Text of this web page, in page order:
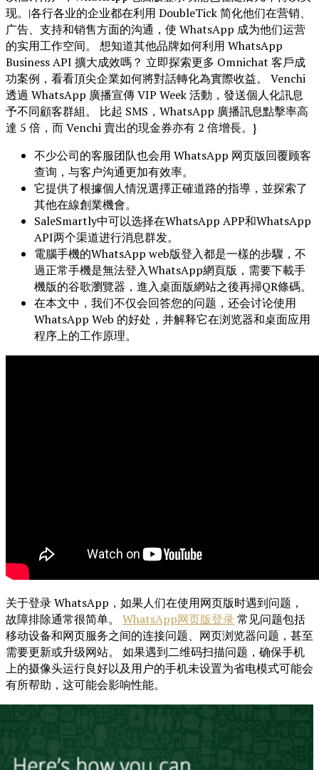
现。|各行各业的企业都在利用 DoubleTick 简化他们在营销、
广告、支持和销售方面的沟通，使 WhatsApp 成为他们运营
的实用工作空间。 想知道其他品牌如何利用 WhatsApp
Business API 擴大成效嗎？ 立即探索更多 Omnichat 客戶成
功案例，看看頂尖企業如何將對話轉化為實際收益。 Venchi
透過 WhatsApp 廣播宣傳 VIP Week 活動，發送個人化訊息
予不同顧客群組。 比起 SMS，WhatsApp 廣播訊息點擊率高
達 5 倍，而 Venchi 賣出的現金券亦有 2 倍增長。}
不少公司的客服团队也会用 WhatsApp 网页版回覆顾客
查询，与客户沟通更加有效率。
它提供了根據個人情況選擇正確道路的指導，並探索了
其他在線創業機會。
SaleSmartly中可以选择在WhatsApp APP和WhatsApp
API两个渠道进行消息群发。
電腦手機的WhatsApp web版登入都是一樣的步驟，不
過正常手機是無法登入WhatsApp網頁版，需要下載手
機版的谷歌瀏覽器，進入桌面版網站之後再掃QR條碼。
在本文中，我们不仅会回答您的问题，还会讨论使用
WhatsApp Web 的好处，并解释它在浏览器和桌面应用
程序上的工作原理。
关于登录 WhatsApp，如果人们在使用网页版时遇到问题，
故障排除通常很简单。 WhatsApp网页版登录常见问题包括
移动设备和网页服务之间的连接问题、网页浏览器问题，甚至
需要更新或升级网站。 如果遇到二维码扫描问题，确保手机
上的摄像头运行良好以及用户的手机未设置为省电模式可能会
有所帮助，这可能会影响性能。